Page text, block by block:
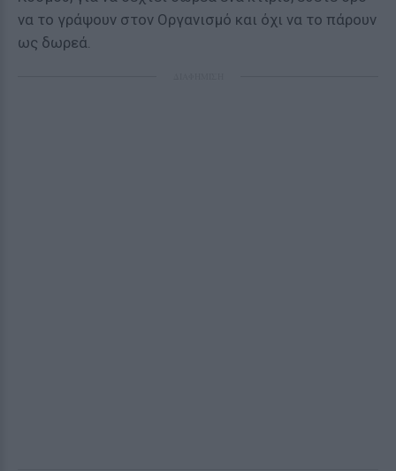
να το γράψουν στον Οργανισμό και όχι να το πάρουν
ως δωρεά.